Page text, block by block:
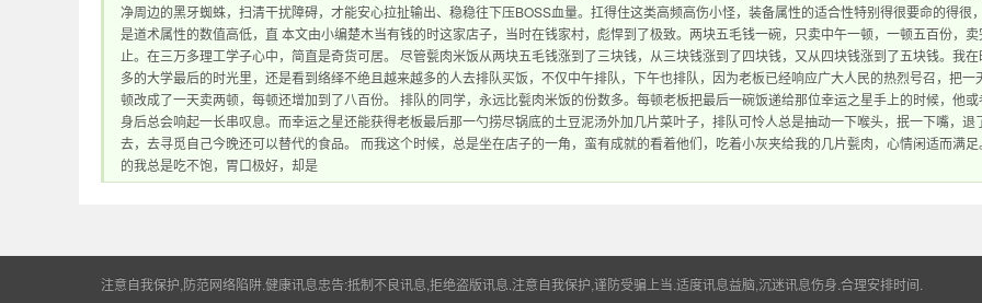
1.76传奇sf网站 提
供1.76私服开区资
净周边的黑牙蜘蛛，扫清干扰障碍，才能安心拉扯输出、稳稳往下压BOSS血量。扛得住这类高频高伤小怪，装备属性的适合性特别得很要命的得很
是道术属性的数值高低，直 本文由小编楚木当有钱的时这家店子，当时在钱家村，彪悍到了极致。两块五毛钱一碗，只卖中午一顿，一顿五百份，卖
止。在三万多理工学子心中，简直是奇货可居。 尽管甏肉米饭从两块五毛钱涨到了三块钱，从三块钱涨到了四块钱，又从四块钱涨到了五块钱。我
多的大学最后的时光里，还是看到络绎不绝且越来越多的人去排队买饭，不仅中午排队，下午也排队，因为老板已经响应广大人民的热烈号召，把一
顿改成了一天卖两顿，每顿还增加到了八百份。 排队的同学，永远比甏肉米饭的份数多。每顿老板把最后一碗饭递给那位幸运之星手上的时候，他或
身后总会响起一长串叹息。而幸运之星还能获得老板最后那一勺捞尽锅底的土豆泥汤外加几片菜叶子，排队可怜人总是抽动一下喉头，抿一下嘴，退
去，去寻觅自己今晚还可以替代的食品。 而我这个时候，总是坐在店子的一角，蛮有成就的看着他们，吃着小灰夹给我的几片甏肉，心情闲适而满
的我总是吃不饱，胃口极好，却是
注意自我保护,防范网络陷阱.健康讯息忠告:抵制不良讯息,拒绝盗版讯息.注意自我保护,谨防受骗上当.适度讯息益脑,沉迷讯息伤身.合理安排时间.